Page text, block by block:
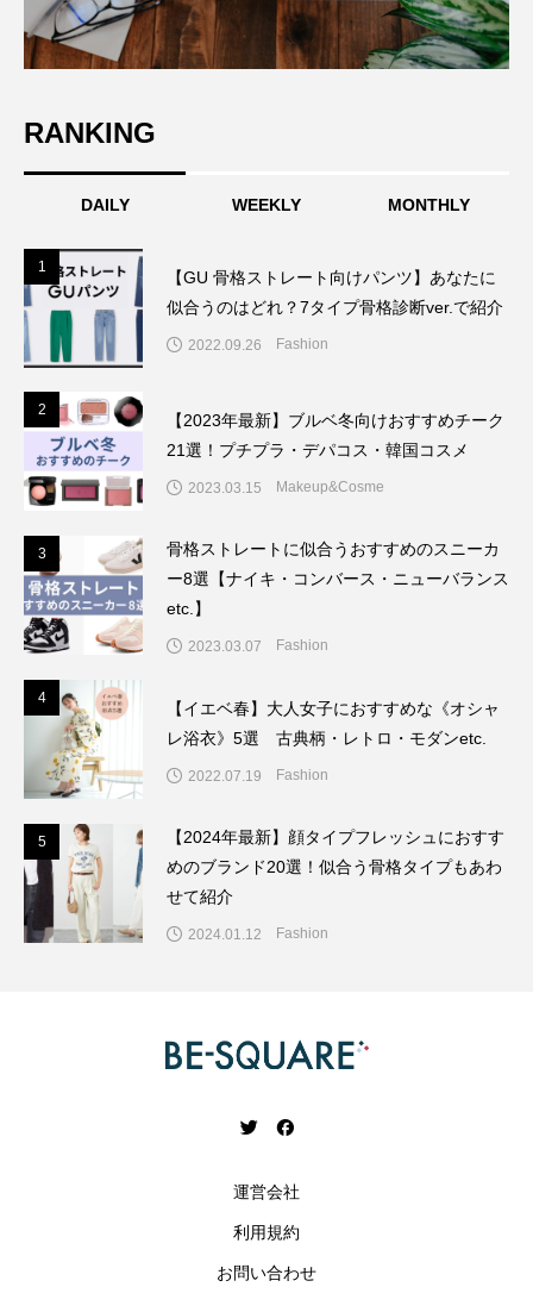
RANKING
DAILY WEEKLY MONTHLY
1
【GU 骨格ストレート向けパンツ】あなたに
似合うのはどれ？7タイプ骨格診断ver.で紹介
2022.09.26 Fashion
2
【2023年最新】ブルベ冬向けおすすめチーク
21選！プチプラ・デパコス・韓国コスメ
2023.03.15 Makeup&Cosme
3
骨格ストレートに似合うおすすめのスニーカ
ー8選【ナイキ・コンバース・ニューバランス
etc.】
2023.03.07 Fashion
4
【イエベ春】大人女子におすすめな《オシャ
レ浴衣》5選 古典柄・レトロ・モダンetc.
2022.07.19 Fashion
5
【2024年最新】顔タイプフレッシュにおすす
めのブランド20選！似合う骨格タイプもあわ
せて紹介
2024.01.12 Fashion
運営会社
利用規約
お問い合わせ